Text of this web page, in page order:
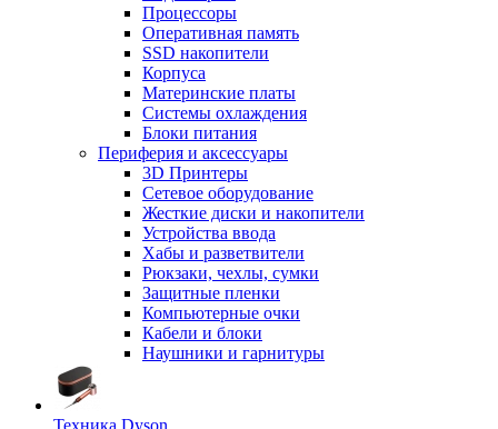
Процессоры
Оперативная память
SSD накопители
Корпуса
Материнские платы
Системы охлаждения
Блоки питания
Периферия и аксессуары
3D Принтеры
Сетевое оборудование
Жесткие диски и накопители
Устройства ввода
Хабы и разветвители
Рюкзаки, чехлы, сумки
Защитные пленки
Компьютерные очки
Кабели и блоки
Наушники и гарнитуры
Техника Dyson